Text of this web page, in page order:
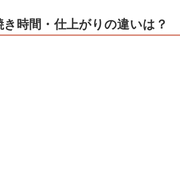
時間・仕上がりの違いは？